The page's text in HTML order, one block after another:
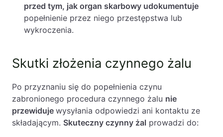
przed tym, jak organ skarbowy udokumentuje
popełnienie przez niego przestępstwa lub
wykroczenia.
Skutki złożenia czynnego żalu
Po przyznaniu się do popełnienia czynu
zabronionego procedura czynnego żalu nie
przewiduje wysyłania odpowiedzi ani kontaktu ze
składającym. Skuteczny czynny żal prowadzi do: